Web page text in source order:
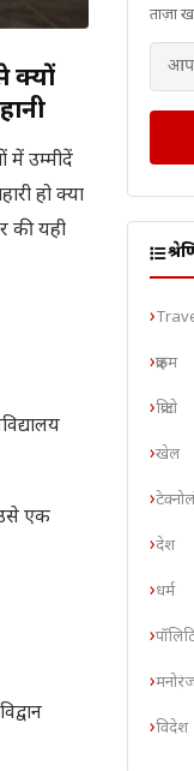
क्यों
उम्मीदें
हो क्या
की यही
उसे एक
ताज़ा
क्राइम
क्रिप्टो
खेल
देश
धर्म
विदेश